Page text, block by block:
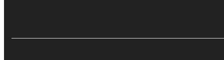
complesso sacro, il